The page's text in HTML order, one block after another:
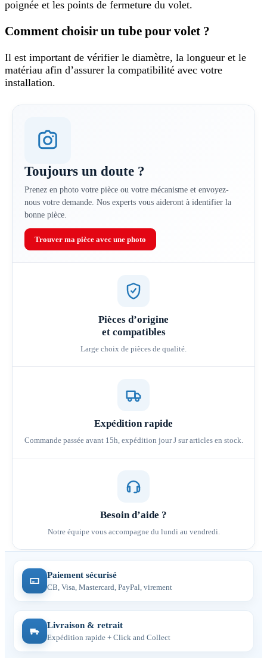
poignée et les points de fermeture du volet.
Comment choisir un tube pour volet ?
Il est important de vérifier le diamètre, la longueur et le
matériau afin d’assurer la compatibilité avec votre
installation.
Toujours un doute ?
Prenez en photo votre pièce ou votre mécanisme et envoyez-
nous votre demande. Nos experts vous aideront à identifier la
bonne pièce.
Trouver ma pièce avec une photo
Pièces d’origine
et compatibles
Large choix de pièces de qualité.
Expédition rapide
Commande passée avant 15h, expédition jour J sur articles en stock.
Besoin d’aide ?
Notre équipe vous accompagne du lundi au vendredi.
Paiement sécurisé
CB, Visa, Mastercard, PayPal, virement
Livraison & retrait
Expédition rapide + Click and Collect